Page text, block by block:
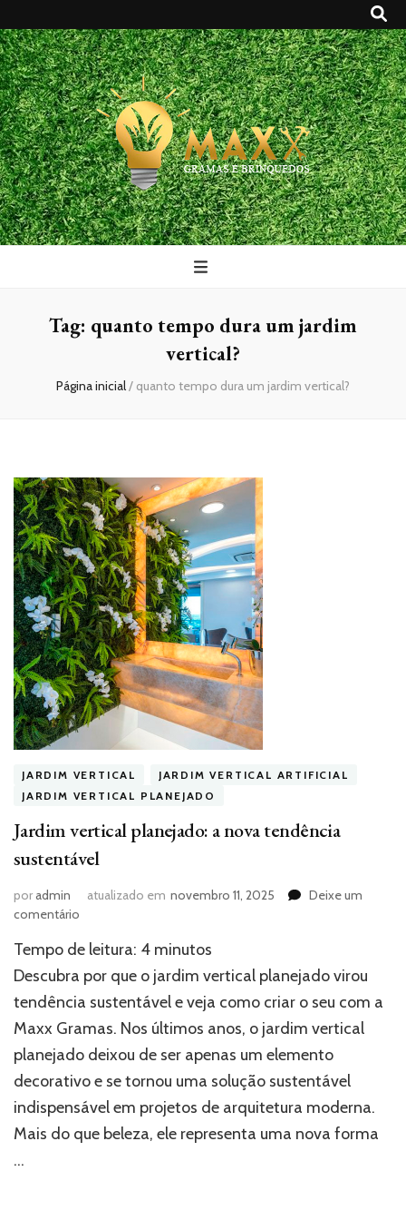
Maxx Gramas
Blog
Tag: quanto tempo dura um jardim
vertical?
Página inicial/ quanto tempo dura um jardim vertical?
JARDIM VERTICAL
JARDIM VERTICAL ARTIFICIAL
JARDIM VERTICAL PLANEJADO
Jardim vertical planejado: a nova tendência
sustentável
poradmin atualizado em novembro 11, 2025
Deixe um
comentário
vertical
planejado:
a
nova
tendência
sustentável
Tempo de leitura: 4 minutos
Descubra por que o jardim vertical planejado virou
tendência sustentável e veja como criar o seu com a
Maxx Gramas. Nos últimos anos, o jardim vertical
planejado deixou de ser apenas um elemento
decorativo e se tornou uma solução sustentável
indispensável em projetos de arquitetura moderna.
Mais do que beleza, ele representa uma nova forma
…